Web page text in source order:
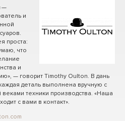
—
и
проста:
что
и
— говорит Timothy Oulton. В дань
деталь выполнена вручную с
техники производства. «Наша
с вами в контакт».